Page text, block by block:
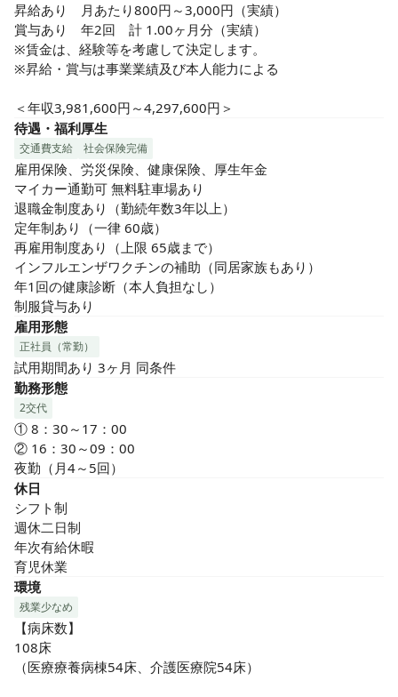
昇給あり　月あたり800円～3,000円（実績）
賞与あり　年2回　計 1.00ヶ月分（実績）
※賃金は、経験等を考慮して決定します。
※昇給・賞与は事業業績及び本人能力による
＜年収3,981,600円～4,297,600円＞
待遇・福利厚生
交通費支給 社会保険完備
雇用保険、労災保険、健康保険、厚生年金
マイカー通勤可 無料駐車場あり
退職金制度あり（勤続年数3年以上）
定年制あり（一律 60歳）
再雇用制度あり（上限 65歳まで）
インフルエンザワクチンの補助（同居家族もあり）
年1回の健康診断（本人負担なし）
制服貸与あり
雇用形態
正社員（常勤）
試用期間あり 3ヶ月 同条件
勤務形態
2交代
① 8：30～17：00
② 16：30～09：00
夜勤（月4～5回）
休日
シフト制
週休二日制
年次有給休暇
育児休業
環境
残業少なめ
【病床数】
108床
（医療療養病棟54床、介護医療院54床）